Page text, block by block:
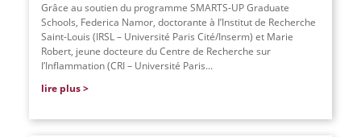
Grâce au soutien du programme SMARTS-UP Graduate
Schools, Federica Namor, doctorante à l’Institut de Recherche
Saint-Louis (IRSL – Université Paris Cité/Inserm) et Marie
Robert, jeune docteure du Centre de Recherche sur
l’Inflammation (CRI – Université Paris...
lire plus